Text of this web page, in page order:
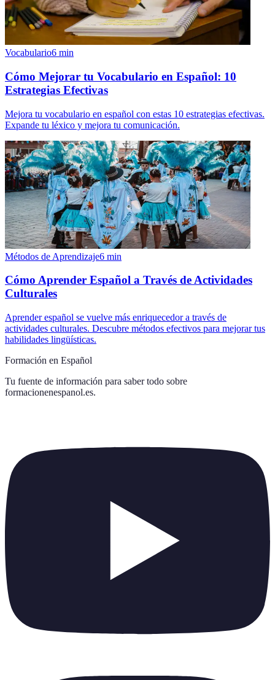
Vocabulario6 min
Cómo Mejorar tu Vocabulario en Español: 10
Estrategias Efectivas
Mejora tu vocabulario en español con estas 10 estrategias efectivas.
Expande tu léxico y mejora tu comunicación.
Métodos de Aprendizaje6 min
Cómo Aprender Español a Través de Actividades
Culturales
Aprender español se vuelve más enriquecedor a través de
actividades culturales. Descubre métodos efectivos para mejorar tus
habilidades lingüísticas.
Formación en Español
Tu fuente de información para saber todo sobre
formacionenespanol.es.